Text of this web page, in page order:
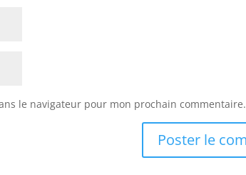
le navigateur pour mon prochain commentaire.